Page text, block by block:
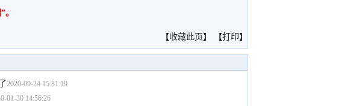
【收藏此页 】 【打印】
2020-09-24 15:31:19
01-30 14:56:26